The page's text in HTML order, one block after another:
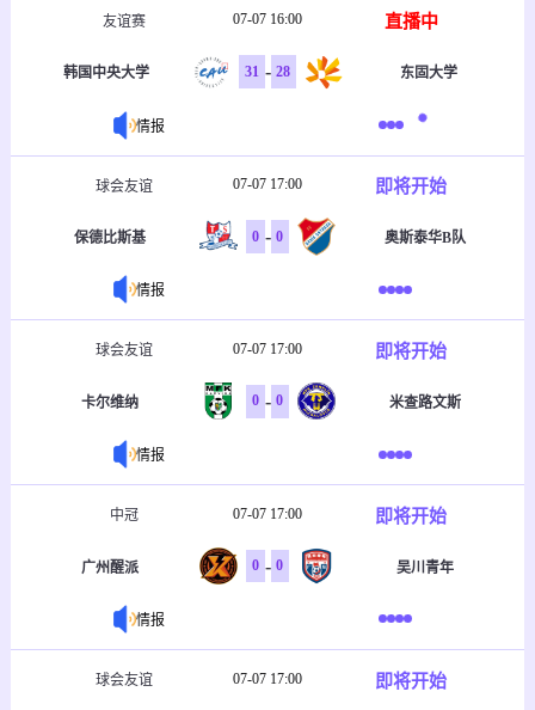
友谊赛 07-07 16:00 直播中
韩国中央大学 31 - 28 东固大学
情报
球会友谊 07-07 17:00 即将开始
保德比斯基 0 - 0 奥斯泰华B队
情报
球会友谊 07-07 17:00 即将开始
卡尔维纳 0 - 0 米查路文斯
情报
中冠 07-07 17:00 即将开始
广州醒派 0 - 0 吴川青年
情报
球会友谊 07-07 17:00 即将开始